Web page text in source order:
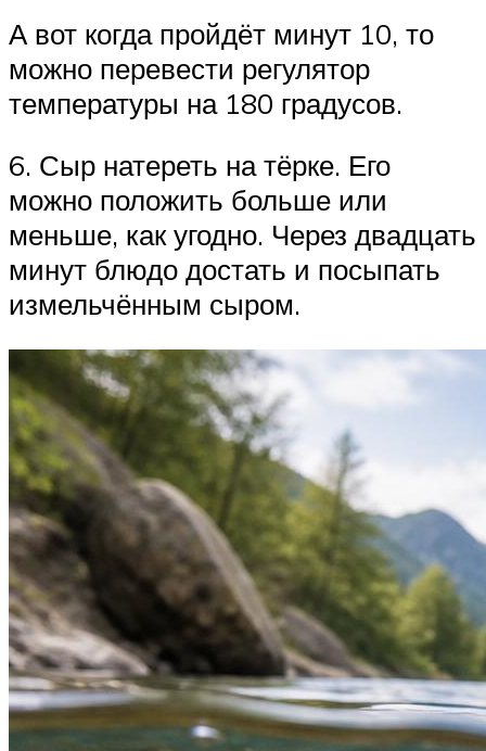
А вот когда пройдёт минут 10, то
можно перевести регулятор
температуры на 180 градусов.
6. Сыр натереть на тёрке. Его
можно положить больше или
меньше, как угодно. Через двадцать
минут блюдо достать и посыпать
измельчённым сыром.